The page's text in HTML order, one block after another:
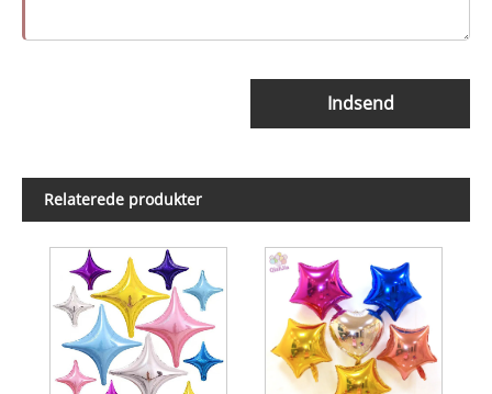
Indsend
Relaterede produkter